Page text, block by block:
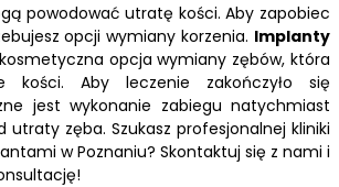
powodować utratę kości. Aby zapobiec
opcji wymiany korzenia. Implanty
opcja wymiany zębów, która
kości. Aby leczenie zakończyło się
jest wykonanie zabiegu natychmiast
utraty zęba. Szukasz profesjonalnej kliniki
w Poznaniu? Skontaktuj się z nami i